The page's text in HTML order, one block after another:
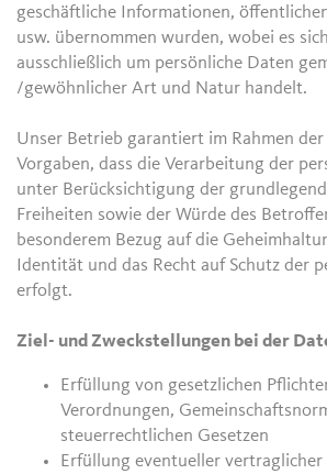
geschäftliche Informationen,
usw. übernommen wurden, wobei es
ausschließlich um persönliche Daten
/gewöhnlicher Art und Natur handelt.
Unser Betrieb garantiert im Rahmen der
Vorgaben, dass die Verarbeitung der
unter Berücksichtigung der
Freiheiten sowie der Würde des
besonderem Bezug auf die
Identität und das Recht auf Schutz der
erfolgt.
Ziel- und Zweckstellungen bei der
Erfüllung von gesetzlichen
Verordnungen,
steuerrechtlichen Gesetzen
Erfüllung eventueller